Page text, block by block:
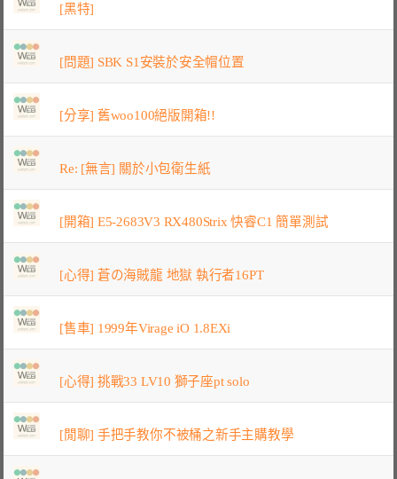
[黑特]
[問題] SBK S1安裝於安全帽位置
[分享] 舊woo100絕版開箱!!
Re: [無言] 關於小包衛生紙
[開箱] E5-2683V3 RX480Strix 快睿C1 簡單測試
[心得] 蒼の海賊龍 地獄 執行者16PT
[售車] 1999年Virage iO 1.8EXi
[心得] 挑戰33 LV10 獅子座pt solo
[閒聊] 手把手教你不被桶之新手主購教學